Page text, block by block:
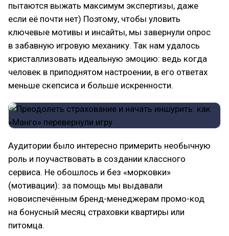
пытаются выжать максимум экспертизы, даже
если её почти нет) Поэтому, чтобы уловить
ключевые мотивы и инсайты, мы завернули опрос
в забавную игровую механику. Так нам удалось
кристаллизовать идеальную эмоцию: ведь когда
человек в приподнятом настроении, в его ответах
меньше скепсиса и больше искренности.
Аудитории было интересно примерить необычную
роль и поучаствовать в создании классного
сервиса. Не обошлось и без «морковки»
(мотивации): за помощь мы выдавали
новоиспечённым бренд-менеджерам промо-код
на бонусный месяц страховки квартиры или
питомца.